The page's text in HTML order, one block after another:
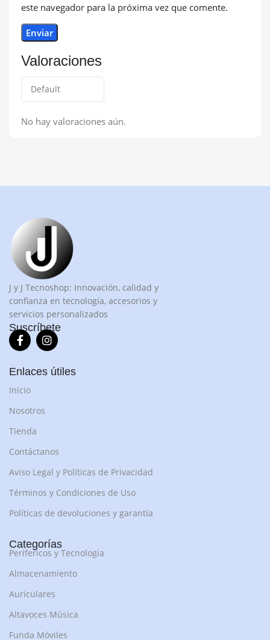
Valoraciones
No hay valoraciones aún.
este navegador para la próxima vez que comente.
J y J Tecnoshop: Innovación, calidad y
confianza en tecnología, accesorios y
servicios personalizados
Suscríbete
Enlaces útiles
Inicio
Nosotros
Tienda
Contáctanos
Aviso Legal y Políticas de Privacidad
Términos y Condiciones de Uso
Políticas de devoluciones y garantía
Categorías
Perifericos y Tecnología
Almacenamiento
Auriculares
Altavoces Música
Funda Móviles